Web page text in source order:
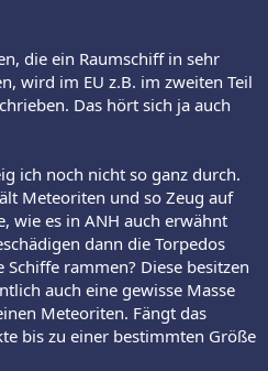
die ein Raumschiff in sehr
wird im EU z.B. im zweiten Teil
Das hört sich ja auch
ich noch nicht so ganz durch.
Meteoriten und so Zeug auf
wie es in ANH auch erwähnt
dann die Torpedos
rammen? Diese besitzen
auch eine gewisse Masse
Meteoriten. Fängt das
bis zu einer bestimmten Größe